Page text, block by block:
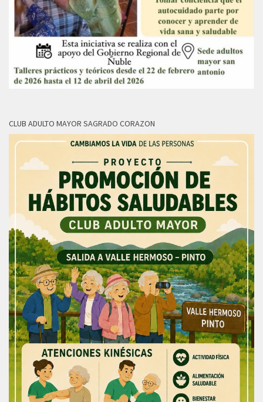
CLUB ADULTO MAYOR SAGRADO CORAZON